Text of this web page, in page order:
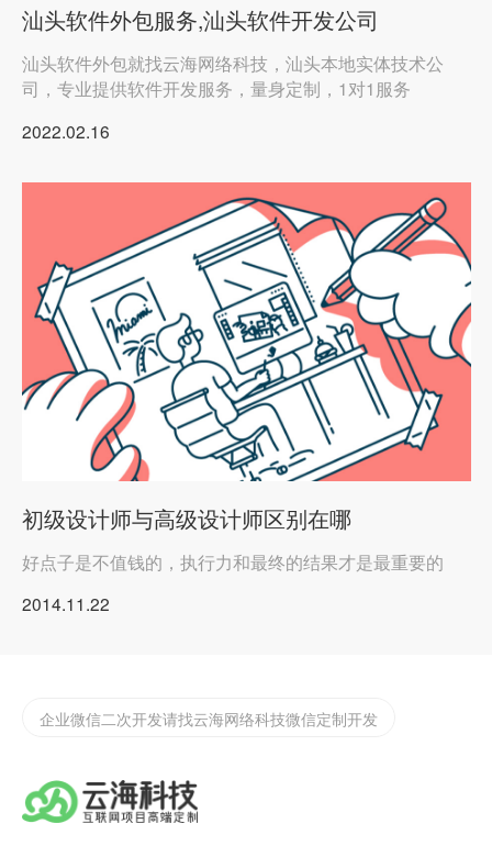
汕头软件外包服务,汕头软件开发公司
汕头软件外包就找云海网络科技，汕头本地实体技术公
司，专业提供软件开发服务，量身定制，1对1服务
2022.02.16
初级设计师与高级设计师区别在哪
好点子是不值钱的，执行力和最终的结果才是最重要的
2014.11.22
实体店如何渡过2022年难过，开发app/小程序的好处
企业微信二次开发请找云海网络科技微信定制开发
汕头定制化app开发需要注意些什么？